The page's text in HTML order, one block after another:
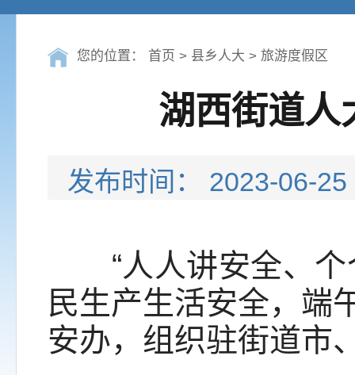
您的位置： 首页 > 县乡人大 > 旅游度假区
湖西街道人
发布时间： 2023-
“人人讲安全、个
民生产生活安全，端
安办，组织驻街道市